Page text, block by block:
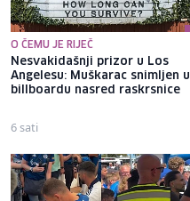
O ČEMU JE RIJEČ
Nesvakidašnji prizor u Los
Angelesu: Muškarac snimljen u
billboardu nasred raskrsnice
6 sati